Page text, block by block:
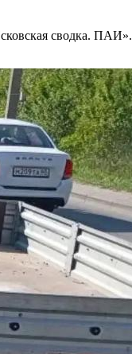
сводка. ПАИ».